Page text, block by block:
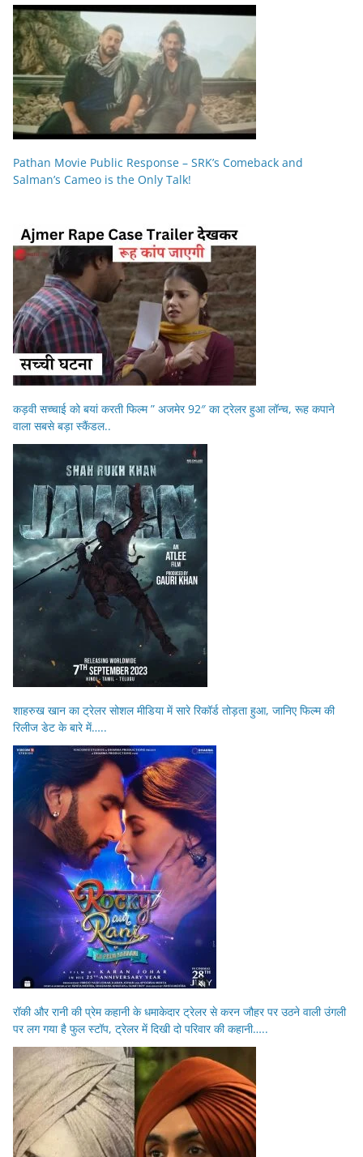
Pathan Movie Public Response – SRK’s Comeback and
Salman’s Cameo is the Only Talk!
कड़वी सच्चाई को बयां करती फिल्म ” अजमेर 92″ का ट्रेलर हुआ लॉन्च, रूह कपाने
वाला सबसे बड़ा स्कैंडल..
शाहरुख खान का ट्रेलर सोशल मीडिया में सारे रिकॉर्ड तोड़ता हुआ, जानिए फिल्म की
रिलीज डेट के बारे में…..
रॉकी और रानी की प्रेम कहानी के धमाकेदार ट्रेलर से करन जौहर पर उठने वाली उंगली
पर लग गया है फुल स्टॉप, ट्रेलर में दिखी दो परिवार की कहानी…..